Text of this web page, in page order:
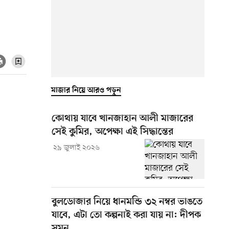
মাজার নিয়ে আরও পড়ুন
কোথায় যাবে খানজাহান আলী মাজারের
সেই কুমির, অপেক্ষা এই সিদ্ধান্তের
২৯ জুলাই ২০২৬
বুলডোজার নিয়ে ধানমন্ডি ৩২ নম্বর ভাঙতে
যাবে, এটা তো কল্পনাই করা যায় না: দীপক